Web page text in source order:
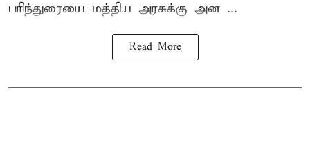
பரிந்துரையை மத்திய அரசுக்கு அன ...
Read More